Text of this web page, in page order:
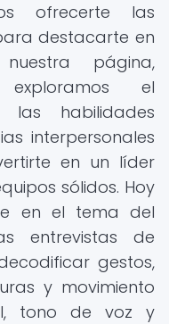
ofrecerte las
destacarte en
página,
exploramos el
las habilidades
interpersonales
en un líder
sólidos. Hoy
en el tema del
entrevistas de
gestos,
y movimiento
tono de voz y